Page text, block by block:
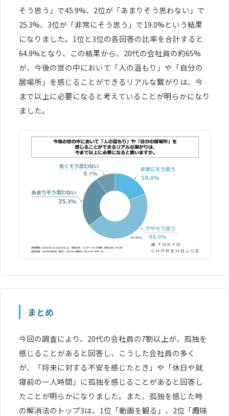
そう思う」で45.9%、2位が「あまりそう思わない」で
25.3%、3位が「非常にそう思う」で19.0%という結果
になりました。1位と3位の各回答の比率を合計すると
64.9%となり、この結果から、20代の会社員の約65%
が、今後の世の中において「人の温もり」や「自分の
居場所」を感じることができるリアルな繋がりは、今
まで以上に必要になると考えていることが明らかになり
ました。
まとめ
今回の調査により、20代の会社員の7割以上が、孤独を
感じることがあると回答し、こうした会社員の多く
が、「将来に対する不安を感じたとき」や「休日や就
寝前の一人時間」に孤独を感じることがあると回答し
たことが明らかになりました。また、孤独を感じた時
の解消法のトップ3は、1位「動画を観る」、2位「趣味